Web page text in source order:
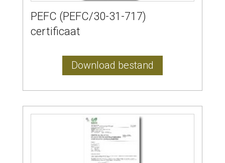
PEFC (PEFC/30-31-717)
certificaat
Download bestand